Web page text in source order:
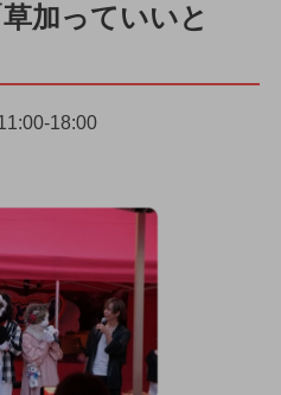
加っていいと
18:00